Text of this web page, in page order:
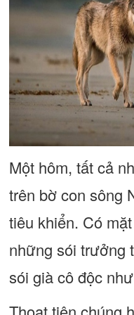
Một hôm, tất cả
trên bờ con sông
tiêu khiển. Có
những sói trưởng
sói già cô độc